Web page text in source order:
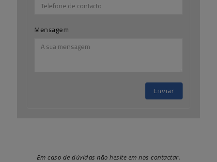
Mensagem
Enviar
Em caso de dúvidas não hesite em nos contactar.